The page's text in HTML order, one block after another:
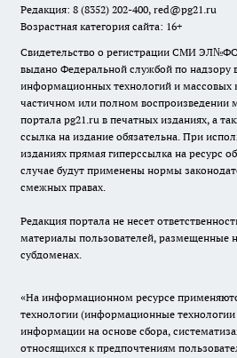
Редакция: 8 (8352) 202-400, red@pg21.ru
Возрастная категория сайта: 16+
Свидетельство о регистрации СМИ
выдано Федеральной службой по надзору
информационных технологий и
частичном или полном воспроизведении
портала pg21.ru в печатных изданиях, а
ссылка на издание обязательна. При
изданиях прямая гиперссылка на ресурс
случае будут применены нормы
смежных правах.
Редакция портала не несет
материалы пользователей, размещенные
субдоменах.
«На информационном ресурсе
технологии (информационные технологии
информации на основе сбора,
относящихся к предпочтениям